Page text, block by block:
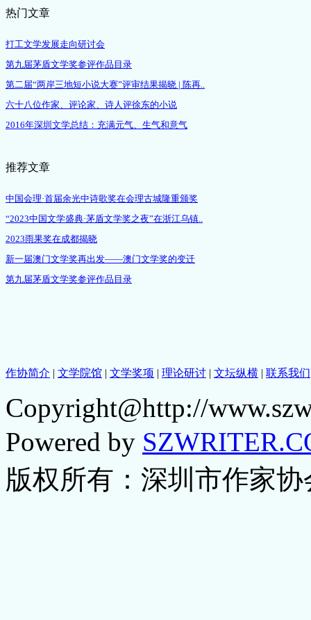
热门文章
打工文学发展走向研讨会
第九届茅盾文学奖参评作品目录
第二届“两岸三地短小说大赛”评审结果揭晓 | 陈再..
六十八位作家、评论家、诗人评徐东的小说
2016年深圳文学总结：充满元气、生气和意气
推荐文章
中国会理·首届余光中诗歌奖在会理古城隆重颁奖
“2023中国文学盛典·茅盾文学奖之夜”在浙江乌镇..
2023雨果奖在成都揭晓
新一届澳门文学奖再出发——澳门文学奖的变迁
第九届茅盾文学奖参评作品目录
作协简介 | 文学院馆 | 文学奖项 | 理论研讨 | 文坛纵横 | 联系我们
Copyright@http://
Powered by
版权所有：深圳市作家